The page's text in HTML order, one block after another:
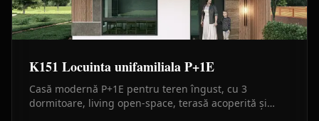
K151 Locuinta unifamiliala P+1E
Casă modernă P+1E pentru teren îngust, cu 3
dormitoare, living open-space, terasă acoperită și